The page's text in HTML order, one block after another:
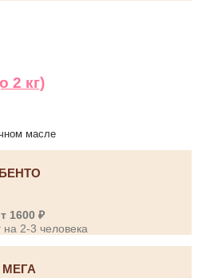
2 кг)
масле
БЕНТО
1600 ₽
на 2-3 человека
МЕГА